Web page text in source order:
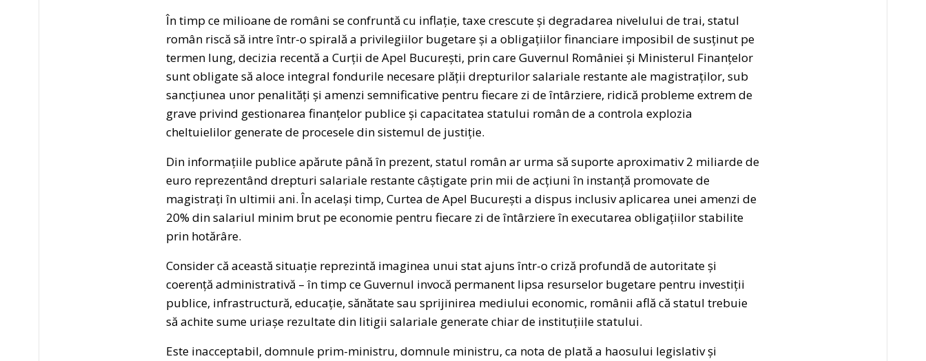
În timp ce milioane de români se confruntă cu inflație, taxe crescute și degradarea nivelului de trai, statul
român riscă să intre într-o spirală a privilegiilor bugetare și a obligațiilor financiare imposibil de susținut pe
termen lung, decizia recentă a Curții de Apel București, prin care Guvernul României și Ministerul Finanțelor
sunt obligate să aloce integral fondurile necesare plății drepturilor salariale restante ale magistraților, sub
sancțiunea unor penalități și amenzi semnificative pentru fiecare zi de întârziere, ridică probleme extrem de
grave privind gestionarea finanțelor publice și capacitatea statului român de a controla explozia
cheltuielilor generate de procesele din sistemul de justiție.
Din informațiile publice apărute până în prezent, statul român ar urma să suporte aproximativ 2 miliarde de
euro reprezentând drepturi salariale restante câștigate prin mii de acțiuni în instanță promovate de
magistrați în ultimii ani. În același timp, Curtea de Apel București a dispus inclusiv aplicarea unei amenzi de
20% din salariul minim brut pe economie pentru fiecare zi de întârziere în executarea obligațiilor stabilite
prin hotărâre.
Consider că această situație reprezintă imaginea unui stat ajuns într-o criză profundă de autoritate și
coerență administrativă – în timp ce Guvernul invocă permanent lipsa resurselor bugetare pentru investiții
publice, infrastructură, educație, sănătate sau sprijinirea mediului economic, românii află că statul trebuie
să achite sume uriașe rezultate din litigii salariale generate chiar de instituțiile statului.
Este inacceptabil, domnule prim-ministru, domnule ministru, ca nota de plată a haosului legislativ și